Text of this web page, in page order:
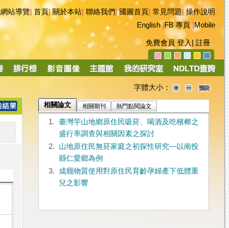
網站導覽|首頁|關於本站 聯絡我們|國圖首頁 常見問題|操作說明
English|FB 專頁|Mobile
免費會員 登入 註冊
字體大小：
相關論文 相關期刊 熱門點閱論文
1.
臺灣芋山地鄉原住民吸菸、喝酒及吃檳榔之
盛行率調查與相關因素之探討
2.
山地原住民無菸家庭之初探性研究—以南投
縣仁愛鄉為例
3.
成癮物質使用對原住民育齡孕婦產下低體重
兒之影響